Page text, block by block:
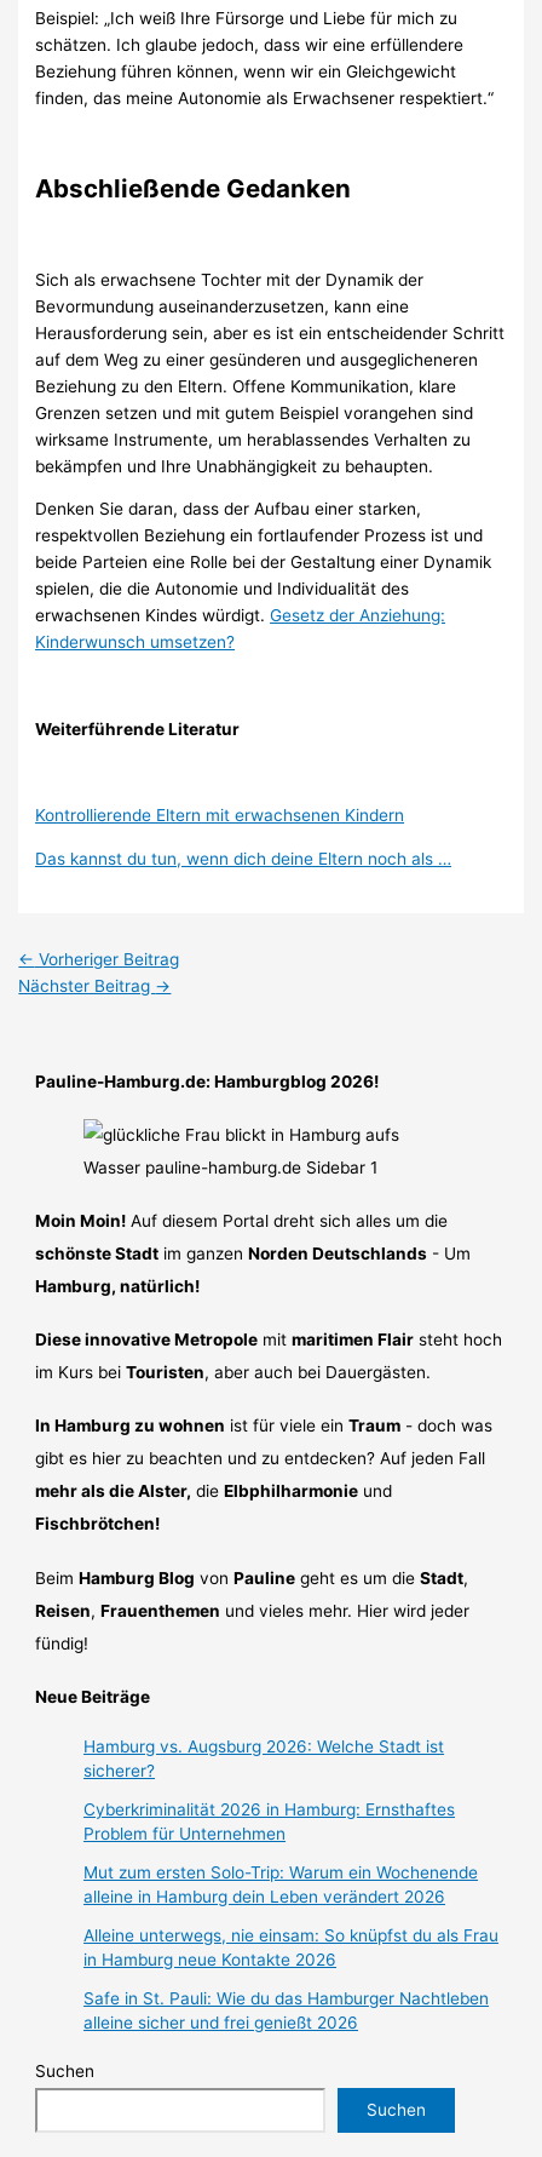
Beispiel: „Ich weiß Ihre Fürsorge und Liebe für mich zu
schätzen. Ich glaube jedoch, dass wir eine erfüllendere
Beziehung führen können, wenn wir ein Gleichgewicht
finden, das meine Autonomie als Erwachsener respektiert.“
Abschließende Gedanken
Sich als erwachsene Tochter mit der Dynamik der
Bevormundung auseinanderzusetzen, kann eine
Herausforderung sein, aber es ist ein entscheidender Schritt
auf dem Weg zu einer gesünderen und ausgeglicheneren
Beziehung zu den Eltern. Offene Kommunikation, klare
Grenzen setzen und mit gutem Beispiel vorangehen sind
wirksame Instrumente, um herablassendes Verhalten zu
bekämpfen und Ihre Unabhängigkeit zu behaupten.
Denken Sie daran, dass der Aufbau einer starken,
respektvollen Beziehung ein fortlaufender Prozess ist und
beide Parteien eine Rolle bei der Gestaltung einer Dynamik
spielen, die die Autonomie und Individualität des
erwachsenen Kindes würdigt.Gesetz der Anziehung:
Kinderwunsch umsetzen?
Weiterführende Literatur
Kontrollierende Eltern mit erwachsenen Kindern
Das kannst du tun, wenn dich deine Eltern noch als …
← Vorheriger Beitrag
Nächster Beitrag →
Pauline-Hamburg.de: Hamburgblog 2026!
Moin Moin! Auf diesem Portal dreht sich alles um die
schönste Stadt im ganzenNorden Deutschlands - Um
Hamburg, natürlich!
Diese innovative Metropole mitmaritimen Flair steht hoch
im Kurs beiTouristen, aber auch bei Dauergästen.
In Hamburg zu wohnen ist für viele einTraum - doch was
gibt es hier zu beachten und zu entdecken? Auf jeden Fall
mehr als die Alster, dieElbphilharmonie und
Fischbrötchen!
BeimHamburg Blog vonPauline geht es um dieStadt,
Reisen,Frauenthemen und vieles mehr. Hier wird jeder
fündig!
Neue Beiträge
Hamburg vs. Augsburg 2026: Welche Stadt ist
sicherer?
Cyberkriminalität 2026 in Hamburg: Ernsthaftes
Problem für Unternehmen
Mut zum ersten Solo-Trip: Warum ein Wochenende
alleine in Hamburg dein Leben verändert 2026
Alleine unterwegs, nie einsam: So knüpfst du als Frau
in Hamburg neue Kontakte 2026
Safe in St. Pauli: Wie du das Hamburger Nachtleben
alleine sicher und frei genießt 2026
Suchen
Suchen